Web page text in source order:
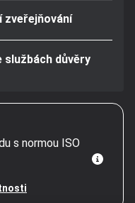
službách důvěry
s normou ISO